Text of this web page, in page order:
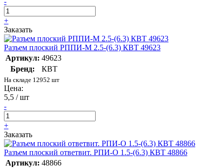
+
Заказать
Разъем плоский РППИ-М 2.5-(6.3) КВТ 49623
Артикул: 49623
Бренд:
КВТ
На складе 12952 шт
Цена:
5,5 / шт
-
+
Заказать
Разъем плоский ответвит. РПИ-О 1.5-(6.3) КВТ 48866
Артикул: 48866